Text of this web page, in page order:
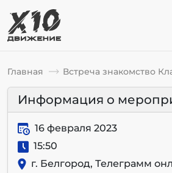
Главная Встреча знакомство
Информация о
16 февраля 2023
15:50
г. Белгород, Телеграмм